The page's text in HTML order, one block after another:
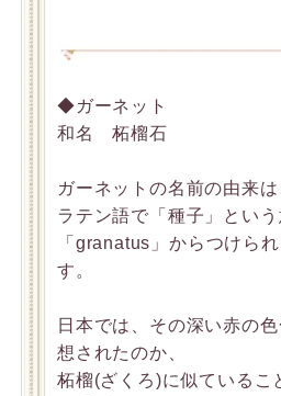
◆ガーネット
和名 柘榴石
ガーネットの名前の由来は
ラテン語で「種子」とい
「granatus」からつけら
す。
日本では、その深い赤の
想されたのか、
柘榴(ざくろ)に似ているこ